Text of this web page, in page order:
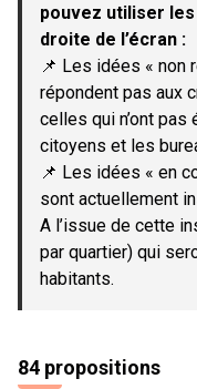
pouvez utiliser
droite de l’écran :
📌 Les idées « non
répondent pas aux
celles qui n’ont
citoyens et les
📌 Les idées « en
sont actuellement
A l’issue de cette
par quartier) qui
habitants.
84 propositions